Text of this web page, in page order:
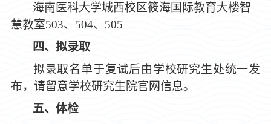
海南医科大学城西校区筱海国际教育大楼智
慧教室503、504、505
四、 拟录取
拟录取名单于复试后由学校研究生处统一发
布，请留意学校研究生院官网信息。
五、体检